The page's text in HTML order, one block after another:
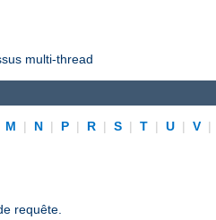
multi-thread
M | N | P | R | S | T | U | V |
requête.